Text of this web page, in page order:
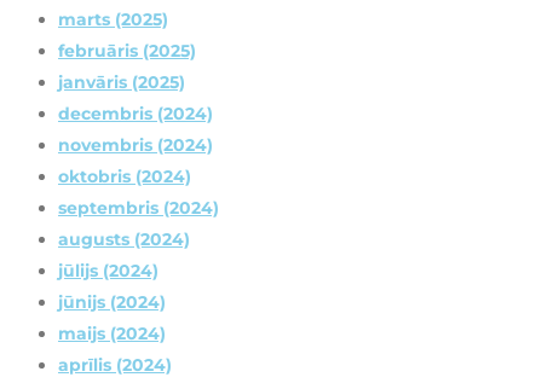
marts (2025)
februāris (2025)
janvāris (2025)
decembris (2024)
novembris (2024)
oktobris (2024)
septembris (2024)
augusts (2024)
jūlijs (2024)
jūnijs (2024)
maijs (2024)
aprīlis (2024)